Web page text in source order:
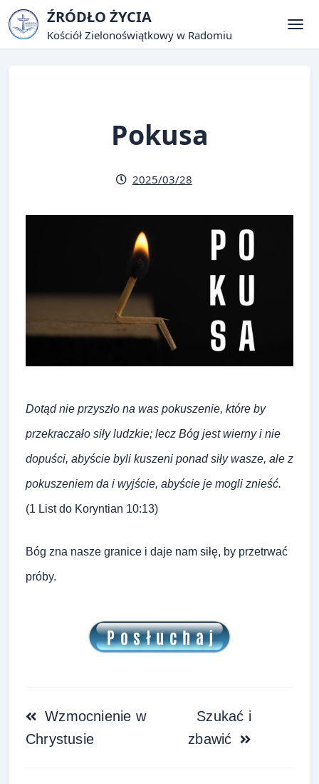
Skip
to
ŹRÓDŁO ŻYCIA
Kościół Zielonoświątkowy w Radomiu
Pokusa
2025/03/28
Dotąd nie przyszło na was pokuszenie, które by
przekraczało siły ludzkie; lecz Bóg jest wierny i nie
dopuści, abyście byli kuszeni ponad siły wasze, ale z
pokuszeniem da i wyjście, abyście je mogli znieść.
(1 List do Koryntian 10:13)
Bóg zna nasze granice i daje nam siłę, by przetrwać
próby.
<span
class="nav-
Wzmocnienie w
Chrystusie
Szukać i
zbawić